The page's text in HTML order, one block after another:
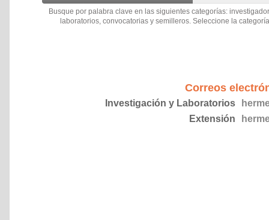
Busque por palabra clave en las siguientes categorías:
laboratorios, convocatorias y semilleros. Seleccione la
Correos
Investigación y Laboratorios
Extensión